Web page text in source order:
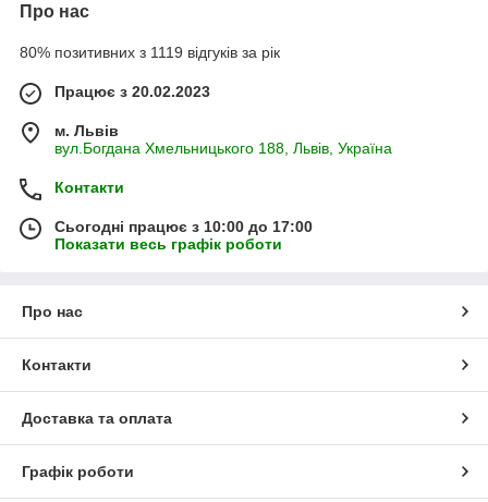
Про нас
80% позитивних з 1119 відгуків за рік
Працює з 20.02.2023
м. Львів
вул.Богдана Хмельницького 188, Львів, Україна
Контакти
Сьогодні працює з 10:00 до 17:00
Показати весь графік роботи
Про нас
Контакти
Доставка та оплата
Графік роботи